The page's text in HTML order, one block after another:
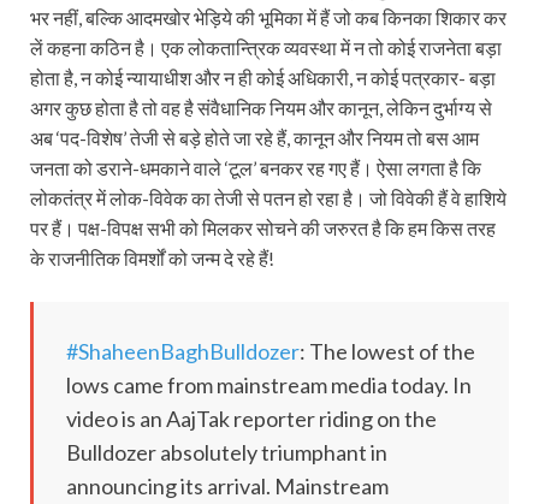
भर नहीं, बल्कि आदमखोर भेड़िये की भूमिका में हैं जो कब किनका शिकार कर
लें कहना कठिन है। एक लोकतान्त्रिक व्यवस्था में न तो कोई राजनेता बड़ा
होता है, न कोई न्यायाधीश और न ही कोई अधिकारी, न कोई पत्रकार- बड़ा
अगर कुछ होता है तो वह है संवैधानिक नियम और कानून, लेकिन दुर्भाग्य से
अब ‘पद-विशेष’ तेजी से बड़े होते जा रहे हैं, कानून और नियम तो बस आम
जनता को डराने-धमकाने वाले ‘टूल’ बनकर रह गए हैं। ऐसा लगता है कि
लोकतंत्र में लोक-विवेक का तेजी से पतन हो रहा है। जो विवेकी हैं वे हाशिये
पर हैं। पक्ष-विपक्ष सभी को मिलकर सोचने की जरुरत है कि हम किस तरह
के राजनीतिक विमर्शों को जन्म दे रहे हैं!
#ShaheenBaghBulldozer: The lowest of the
lows came from mainstream media today. In
video is an AajTak reporter riding on the
Bulldozer absolutely triumphant in
announcing its arrival. Mainstream